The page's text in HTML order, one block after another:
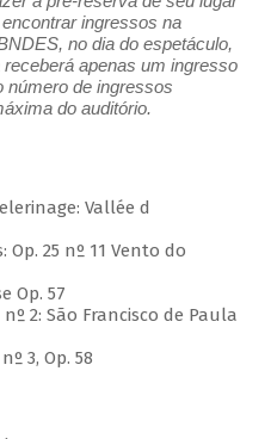
ingressos na
no dia do espetáculo,
apenas um ingresso
número de ingressos
do auditório.
Vallée d
Op. 25 nº 11 Vento do
Op. 57
2: São Francisco de Paula
3, Op. 58